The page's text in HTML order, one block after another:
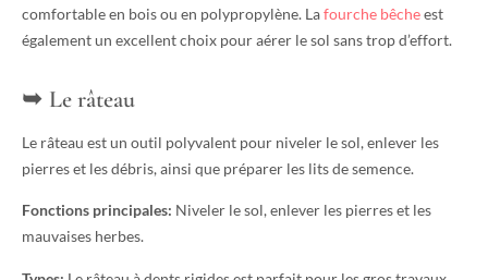
comfortable en bois ou en polypropylène. Lafourche bêcheest
également un excellent choix pour aérer le sol sans trop d’effort.
Le râteau
Le râteau est un outil polyvalent pour niveler le sol, enlever les
pierres et les débris, ainsi que préparer les lits de semence.
Fonctions principales: Niveler le sol, enlever les pierres et les
mauvaises herbes.